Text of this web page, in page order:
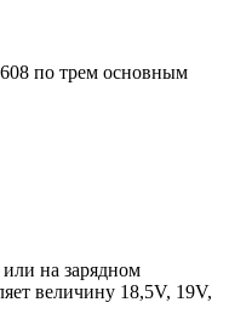
по трем основным
на зарядном
величину 18,5V, 19V,